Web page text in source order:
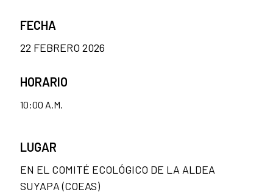
FECHA
22 FEBRERO 2026
HORARIO
10:00 A.M.
LUGAR
EN EL COMITÉ ECOLÓGICO DE LA ALDEA
SUYAPA (COEAS)